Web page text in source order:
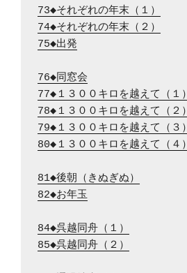
73◆それぞれの年末（１）
74◆それぞれの年末（２）
75◆出発
76◆同窓会
77◆１３００キロを越えて（１）
78◆１３００キロを越えて（２）
79◆１３００キロを越えて（３）
80◆１３００キロを越えて（４）
81◆後朝（きぬぎぬ）
82◆お年玉
84◆呉越同舟（１）
85◆呉越同舟（２）